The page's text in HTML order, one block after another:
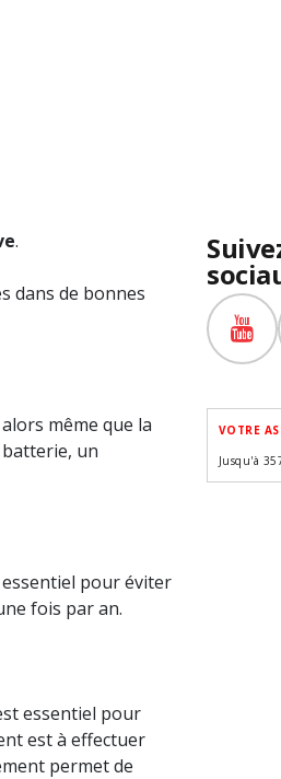
.
dans de bonnes
même que la
un
pour éviter
fois par an.
essentiel pour
est à effectuer
permet de
VOTRE
Jusqu'à